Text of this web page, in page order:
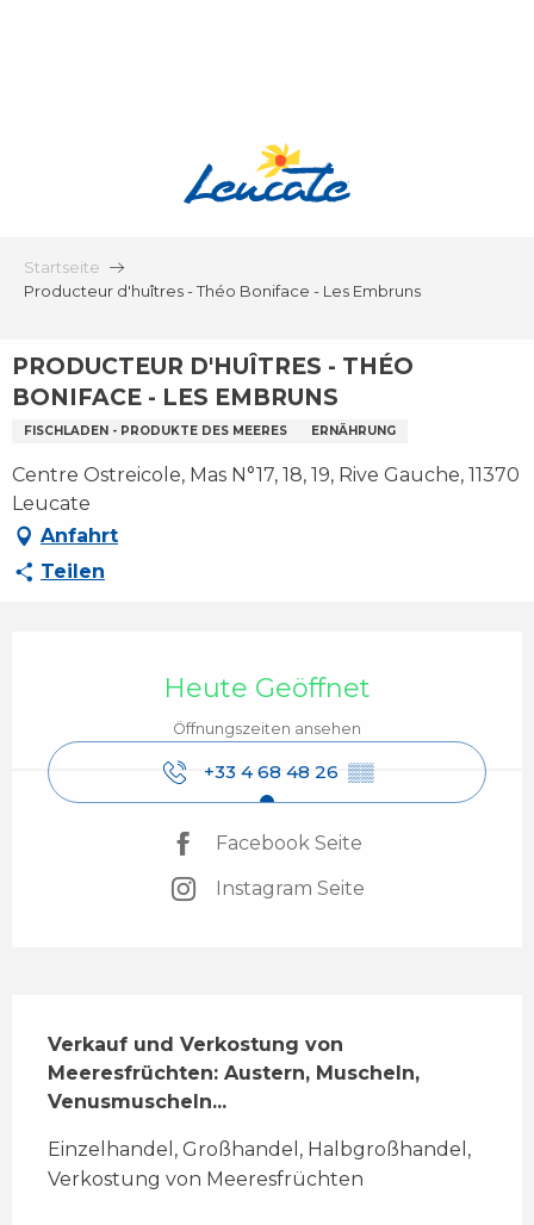
Startseite
Producteur d'huîtres - Théo Boniface - Les Embruns
PRODUCTEUR D'HUÎTRES - THÉO
BONIFACE - LES EMBRUNS
FISCHLADEN - PRODUKTE DES MEERES ERNÄHRUNG
Centre Ostreicole, Mas N°17, 18, 19, Rive Gauche, 11370
Leucate
Anfahrt
Teilen
Heute Geöffnet
Öffnungszeiten ansehen
+33 4 68 48 26 ▒▒
Facebook Seite
Instagram Seite
Verkauf und Verkostung von
Meeresfrüchten: Austern, Muscheln,
Venusmuscheln...
Einzelhandel, Großhandel, Halbgroßhandel,
Verkostung von Meeresfrüchten